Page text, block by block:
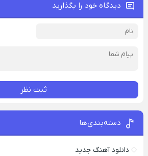
دیدگاه خود را بگذارید
ثبت نظر
دسته‌بندی‌ها
دانلود آهنگ جدید